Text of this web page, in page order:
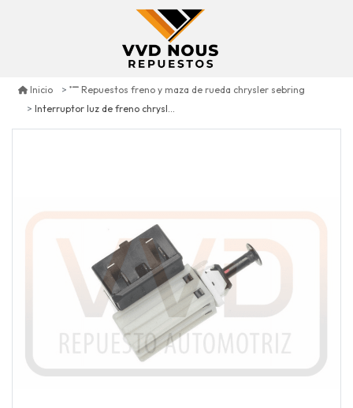
Inicio
Repuestos freno y maza de rueda chrysler sebring
Interruptor luz de freno chrysler sebring 2009/2010